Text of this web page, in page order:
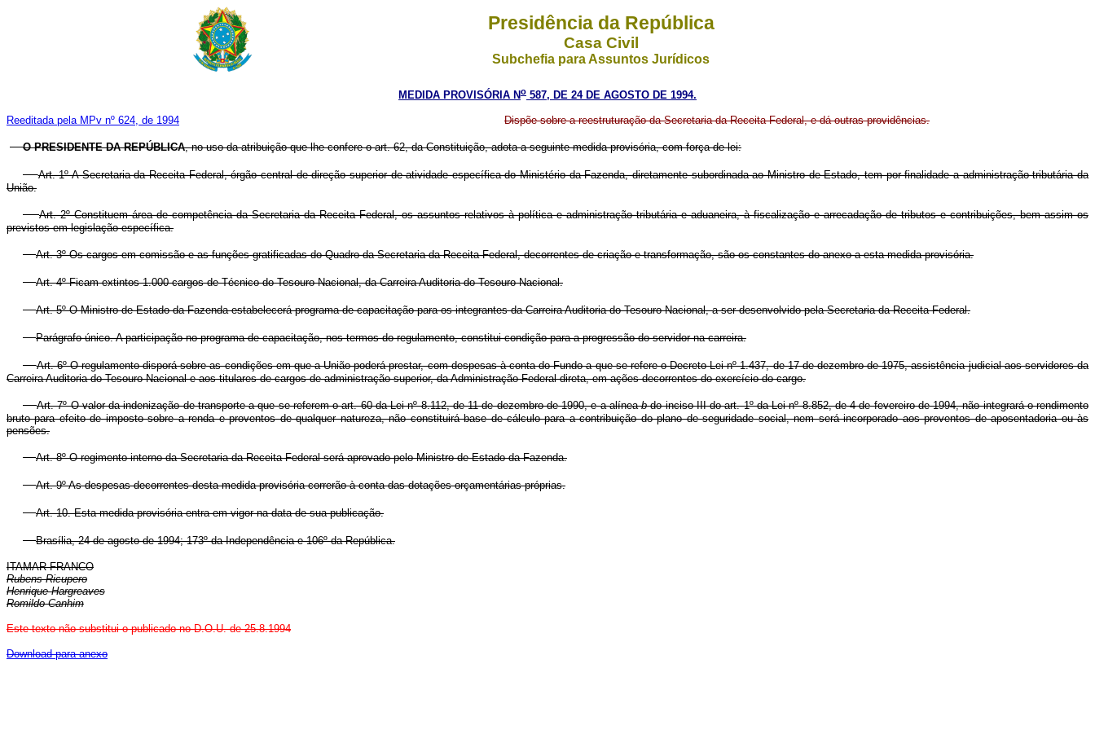
Presidência da República
Casa Civil
Subchefia para Assuntos Jurídicos
MEDIDA PROVISÓRIA No 587, DE 24 DE AGOSTO DE 1994.
Reeditada pela MPv nº 624, de 1994 Dispõe sobre a reestruturação da Secretaria da Receita Federal, e dá outras providências.
O PRESIDENTE DA REPÚBLICA, no uso da atribuição que lhe confere o art. 62, da Constituição, adota a seguinte medida provisória, com força de lei:
Art. 1º A Secretaria da Receita Federal, órgão central de direção superior de atividade específica do Ministério da Fazenda, diretamente subordinada ao Ministro de Estado, tem por finalidade a administração tributária da
União.
Art. 2º Constituem área de competência da Secretaria da Receita Federal, os assuntos relativos à política e administração tributária e aduaneira, à fiscalização e arrecadação de tributos e contribuições, bem assim os
previstos em legislação específica.
Art. 3º Os cargos em comissão e as funções gratificadas do Quadro da Secretaria da Receita Federal, decorrentes de criação e transformação, são os constantes do anexo a esta medida provisória.
Art. 4º Ficam extintos 1.000 cargos de Técnico do Tesouro Nacional, da Carreira Auditoria do Tesouro Nacional.
Art. 5º O Ministro de Estado da Fazenda estabelecerá programa de capacitação para os integrantes da Carreira Auditoria do Tesouro Nacional, a ser desenvolvido pela Secretaria da Receita Federal.
Parágrafo único. A participação no programa de capacitação, nos termos do regulamento, constitui condição para a progressão do servidor na carreira.
Art. 6º O regulamento disporá sobre as condições em que a União poderá prestar, com despesas à conta do Fundo a que se refere o Decreto-Lei nº 1.437, de 17 de dezembro de 1975, assistência judicial aos servidores da
Carreira Auditoria do Tesouro Nacional e aos titulares de cargos de administração superior, da Administração Federal direta, em ações decorrentes do exercício do cargo.
Art. 7º O valor da indenização de transporte a que se referem o art. 60 da Lei nº 8.112, de 11 de dezembro de 1990, e a alíneabdo inciso III do art. 1º da Lei nº 8.852, de 4 de fevereiro de 1994, não integrará o rendimento
bruto para efeito de imposto sobre a renda e proventos de qualquer natureza, não constituirá base de cálculo para a contribuição do plano de seguridade social, nem será incorporado aos proventos de aposentadoria ou às
pensões.
Art. 8º O regimento interno da Secretaria da Receita Federal será aprovado pelo Ministro de Estado da Fazenda.
Art. 9º As despesas decorrentes desta medida provisória correrão à conta das dotações orçamentárias próprias.
Art. 10. Esta medida provisória entra em vigor na data de sua publicação.
Brasília, 24 de agosto de 1994; 173º da Independência e 106º da República.
ITAMAR FRANCO
Rubens Ricupero
Henrique Hargreaves
Romildo Canhim
Este texto não substitui o publicado no D.O.U. de 25.8.1994
Download para anexo